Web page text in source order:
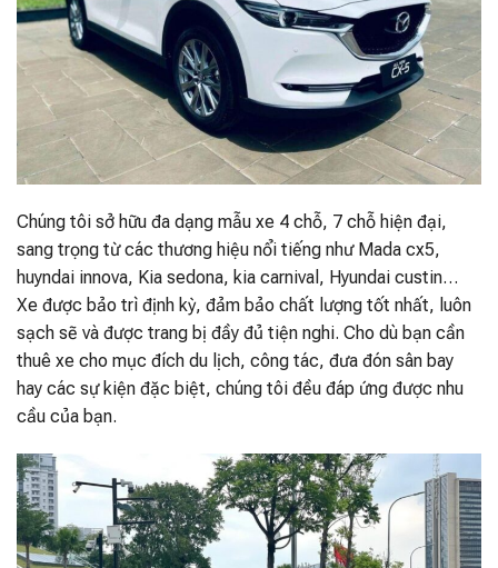
Chúng tôi sở hữu đa dạng mẫu xe 4 chỗ, 7 chỗ hiện đại,
sang trọng từ các thương hiệu nổi tiếng như Mada cx5,
huyndai innova, Kia sedona, kia carnival, Hyundai custin…
Xe được bảo trì định kỳ, đảm bảo chất lượng tốt nhất, luôn
sạch sẽ và được trang bị đầy đủ tiện nghi. Cho dù bạn cần
thuê xe cho mục đích du lịch, công tác, đưa đón sân bay
hay các sự kiện đặc biệt, chúng tôi đều đáp ứng được nhu
cầu của bạn.